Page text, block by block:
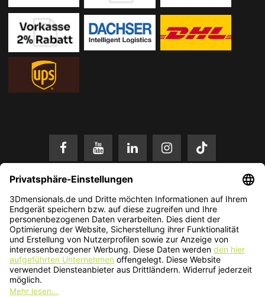
* Alle Preise in EUR inkl. gesetzl. Mehrwertsteuer zzgl. Versandkosten.
Änderungen und Irrtümer vorbehalten. Nur solange der Vorrat reicht.
© 2026 3Dmensionals / PONTIALIS GmbH & Co. KG - All Rights Reserved.​
Kundenbewertung